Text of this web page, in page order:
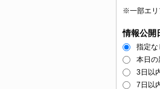
※一部エリ
情報公開
指定な
本日の
3日以
7日以